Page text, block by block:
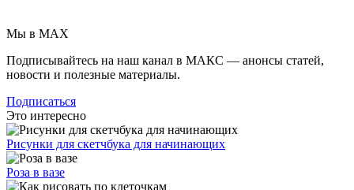
Мы в MAX
Подписывайтесь на наш канал в МАКС — анонсы статей,
новости и полезные материалы.
Подписаться
Это интересно
Рисунки для скетчбука для начинающих
Роза в вазе